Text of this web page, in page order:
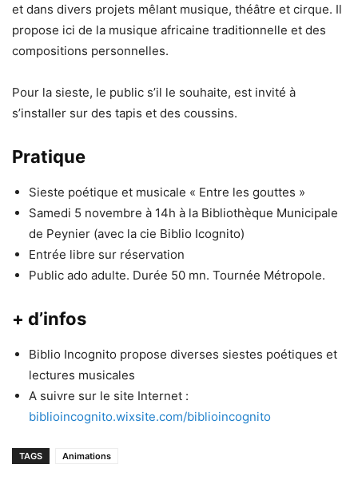
et dans divers projets mêlant musique, théâtre et cirque. Il
propose ici de la musique africaine traditionnelle et des
compositions personnelles.
Pour la sieste, le public s’il le souhaite, est invité à
s’installer sur des tapis et des coussins.
Pratique
Sieste poétique et musicale « Entre les gouttes »
Samedi 5 novembre à 14h à la Bibliothèque Municipale
de Peynier (avec la cie Biblio Icognito)
Entrée libre sur réservation
Public ado adulte. Durée 50 mn. Tournée Métropole.
+ d’infos
Biblio Incognito propose diverses siestes poétiques et
lectures musicales
A suivre sur le site Internet :
biblioincognito.wixsite.com/biblioincognito
TAGS Animations